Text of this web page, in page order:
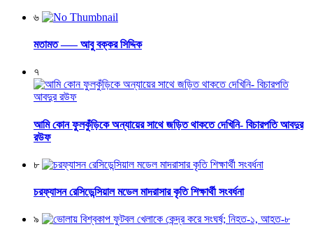
৬
মতামত —– আবু বক্কর সিদ্দিক
৭
আমি কোন ফুলকুঁড়িকে অন্যায়ের সাথে জড়িত থাকতে দেখিনি- বিচারপতি আবদুর
রউফ
৮
চরফ্যাসন রেসিডেন্সিয়াল মডেল মাদরাসার কৃতি শিক্ষার্থী সংবর্ধনা
৯